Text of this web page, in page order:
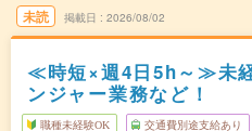
未読 掲載日 2026/08/02
≪時短×週4日5h～≫未
ンジャー業務など！
職種未経験OK 交通費別途支給あり